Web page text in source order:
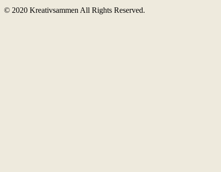
© 2020 Kreativsammen All Rights Reserved.